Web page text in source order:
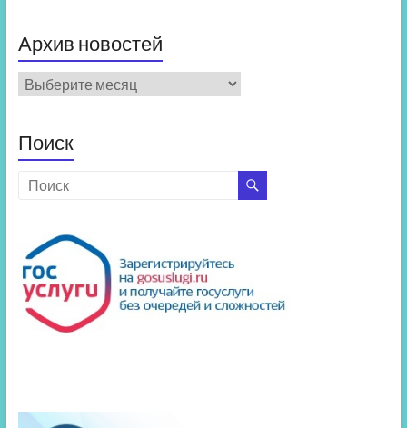
Архив новостей
Архив
новостей
Поиск